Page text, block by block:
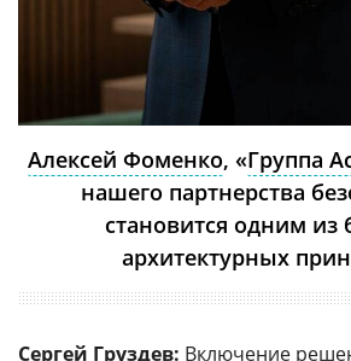
Алексей Фоменко, «Группа
нашего партнерства
становится одним из
архитектурных
Сергей Груздев: Включение